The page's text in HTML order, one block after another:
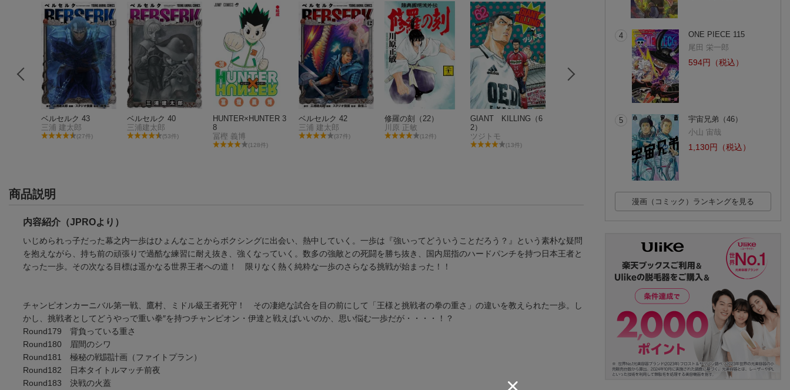
ベルセルク 43
三浦 建太郎
(27件)
ベルセルク 40
三浦建太郎
(53件)
HUNTER×HUNTER 3
8
冨樫 義博
(128件)
ベルセルク 42
三浦 建太郎
(37件)
修羅の刻（22）
川原 正敏
(12件)
GIANT KILLING（6
2）
ツジトモ
(13件)
葬送のフリーレン（1
バキ道 15
板垣恵介
(2件)
バキ道 17
商品説明
内容紹介（JPROより）
いじめられっ子だった幕之内一歩はひょんなことからボクシングに出会い、熱中していく。一歩は『強いってどういうことだろう？』という素朴な疑問
を抱えながら、持ち前の頑張りで過酷な練習に耐え抜き、強くなっていく。数多の強敵との死闘を勝ち抜き、国内屈指のハードパンチを持つ日本王者と
なった一歩。その次なる目標は遥かなる世界王者への道！ 限りなく熱く純粋な一歩のさらなる挑戦が始まった！！
チャンピオンカーニバル第一戦、鷹村、ミドル級王者死守！ その凄絶な試合を目の前にして「王様と挑戦者の拳の重さ」の違いを教えられた一歩。し
かし、挑戦者としてどうやっで重い拳″を持つチャンピオン・伊達と戦えばいいのか、思い悩む一歩だが・・・・！？
Round179 背負っている重さ
Round180 眉間のシワ
Round181 極秘の戦闘計画（ファイトプラン）
Round182 日本タイトルマッチ前夜
Round183 決戦の火蓋
4
ONE PIECE 115
尾田 栄一郎
594円（税込）
5
宇宙兄弟（46）
小山 宙哉
1,130円（税込）
漫画（コミック）ランキングを見る